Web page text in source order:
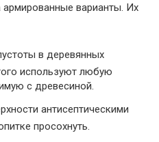
армированные варианты. Их
в деревянных
используют любую
с древесиной.
антисептическими
просохнуть.